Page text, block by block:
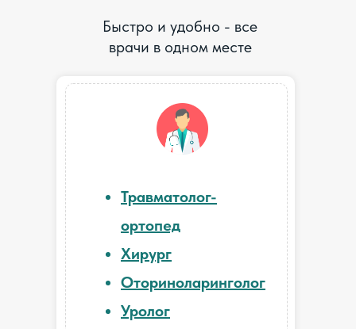
Быстро и удобно - все
врачи в одном месте
Травматолог-
ортопед
Хирург
Оториноларинголог
Уролог